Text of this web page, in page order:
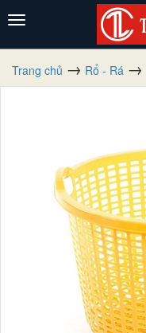
Trang chủ Rổ - Rá